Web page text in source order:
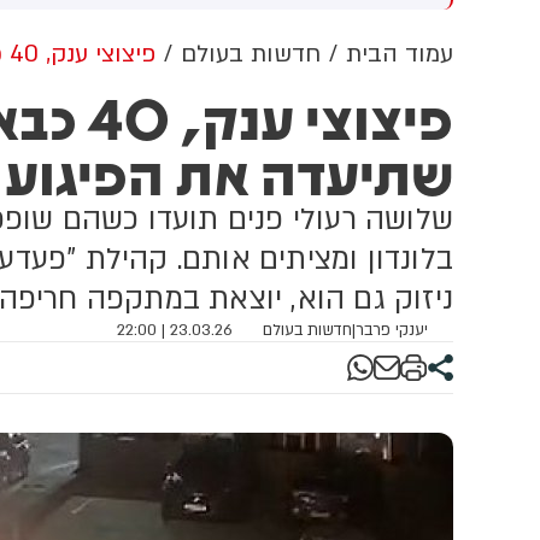
של חזבאללה, לא מאשים את
חזבאללה בהפרת הפסקת האש
אתמול הגדיר בהודעה רשמית
את האירוע כ״הפרה בוטה של
ארגון הטרור חזבאללה״
עמוד הבית חדשות בעולם פיצוצי ענק, 40 כבאים ומצלמה אחת שתיעדה את הפיגוע
שתיעדה את הפיגוע
שלושה רעולי פנים תועדו כשהם
בלונדון ומציתים אותם. קהילת
ניזוק גם הוא, יוצאת במתקפה חריפה:
יענקי פרבר|חדשות בעולם 23.03.26 | 22:00